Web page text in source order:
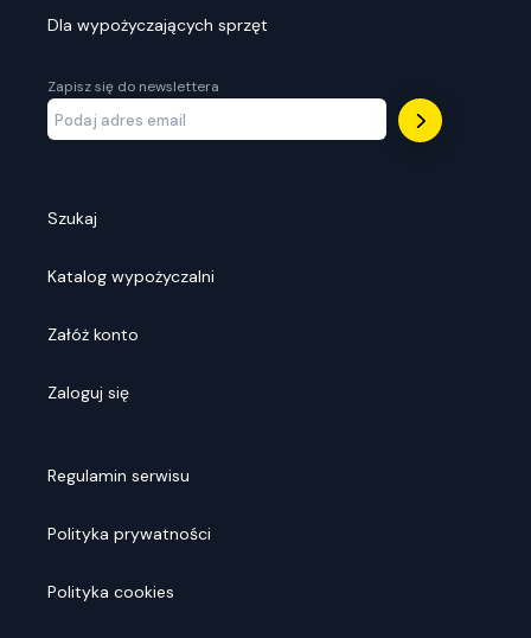
Dla wypożyczających sprzęt
Zapisz się do newslettera
Szukaj
Katalog wypożyczalni
Załóż konto
Zaloguj się
Regulamin serwisu
Polityka prywatności
Polityka cookies